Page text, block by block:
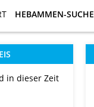
HEBAMMEN-SUCHE
HEBAMMEN-SUCHE
in dieser Zeit